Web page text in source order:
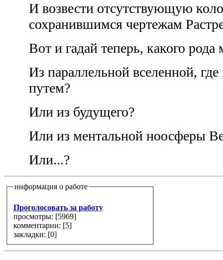
И возвести отсутствующую
сохранившимся чертежам
Вот и гадай теперь, какого
Из параллельной вселенной,
путем?
Или из будущего?
Или из ментальной ноосферы
Или...?
информация о работе
Проголосовать за работу
просмотры: [5969]
комментарии: [5]
закладки: [0]